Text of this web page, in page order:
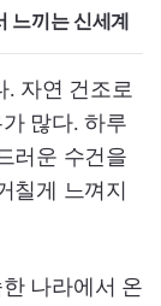
끼는 신세계
. 자연 건조로
많다. 하루
러운 수건을
칠게 느껴지
나라에서 온